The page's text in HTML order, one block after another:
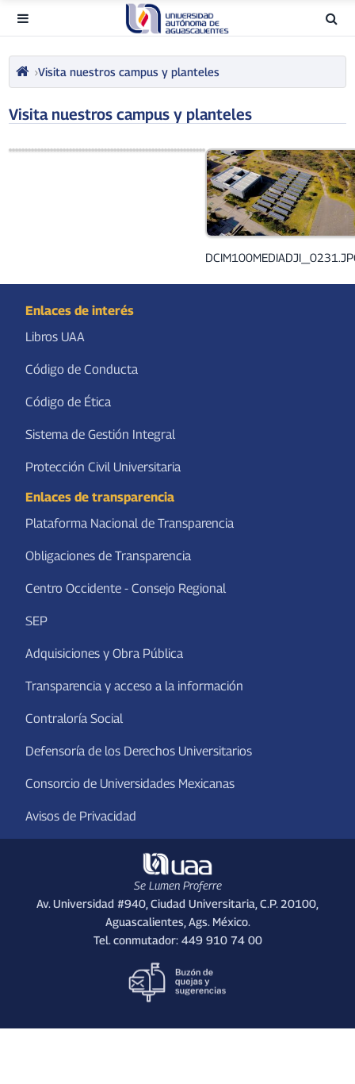
Visita nuestros campus y planteles
Visita nuestros campus y planteles
Enlaces de interés
Libros UAA
Código de Conducta
Código de Ética
Sistema de Gestión Integral
Protección Civil Universitaria
Enlaces de transparencia
Plataforma Nacional de Transparencia
Obligaciones de Transparencia
Centro Occidente - Consejo Regional
SEP
Adquisiciones y Obra Pública
Transparencia y acceso a la información
Contraloría Social
Defensoría de los Derechos Universitarios
Consorcio de Universidades Mexicanas
Avisos de Privacidad
Se Lumen Proferre
Av. Universidad #940, Ciudad Universitaria, C.P. 20100,
Aguascalientes, Ags. México.
Tel. conmutador: 449 910 74 00